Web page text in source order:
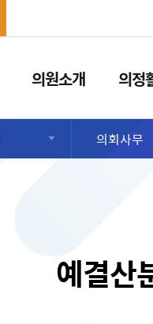
의원소개 의정
의회사무
예결산